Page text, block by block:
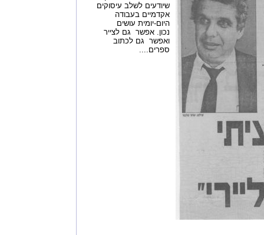
שיודעים לשלב עיסוקים
אקדמיים בעבודה
היום-יומית עושים
נכון. אפשר גם לצייר
ואפשר גם לכתוב
ספרים....